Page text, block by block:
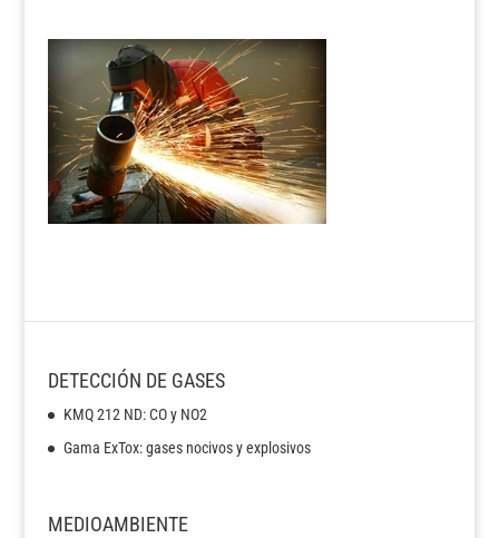
DETECCIÓN DE GASES
KMQ 212 ND: CO y NO2
Gama ExTox: gases nocivos y explosivos
MEDIOAMBIENTE